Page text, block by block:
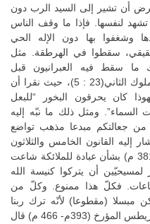
أن تشير إلى السيد الرب دون
لنفسها. فإذا ما وقف الناس
وشغفوا بها دون الإله الحي
سقطوا في الهرطقة. مثل
ما سقط فيه العبرانيون قبل
الملك حلقيا، على ما ورد في كتاب الملوك الثاني(23 : 5)، حيث نقرا أن
كان يحرقون البخور “للبعل
السماء”. ومثل ذلك ما نبّه إليه
من جعالتكم مبدعا مذهب تواضع
إليه القانون الخامس والثلاثون
من مجمع اللاذقية في فريجية (343 -381 م) بشأن عبادة للملائكة شاعت
أن يتركوا كنيسة الله
جماعات. فكلّ هذا ممنوع. وكلّ من
مبسلا (مقطوعا) لأنّه ترك ربنا
يسوع المسيح وتبع عبادة الأوثان”. ثيودوريطس المؤرخ (393م- 466 م) قال